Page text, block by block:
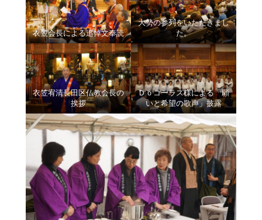
衣笠会長による追悼文奉読
大勢の参列をいただきまし
た。
衣笠宥清長田区仏教会長の
挨拶
Ｄｏコーラス様による「願
いと希望の歌声」披露